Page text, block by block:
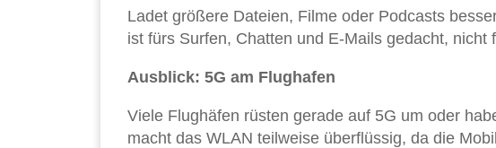
Ladet größere Dateien, Filme oder Podcasts
ist fürs Surfen, Chatten und E-Mails gedacht,
Ausblick: 5G am Flughafen
Viele Flughäfen rüsten gerade auf 5G um oder
macht das WLAN teilweise überflüssig, da die